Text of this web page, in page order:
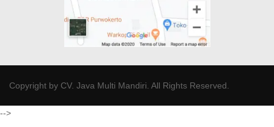
Copyright by CV. Java Multi Mandiri. All Rights Reserved.
-->